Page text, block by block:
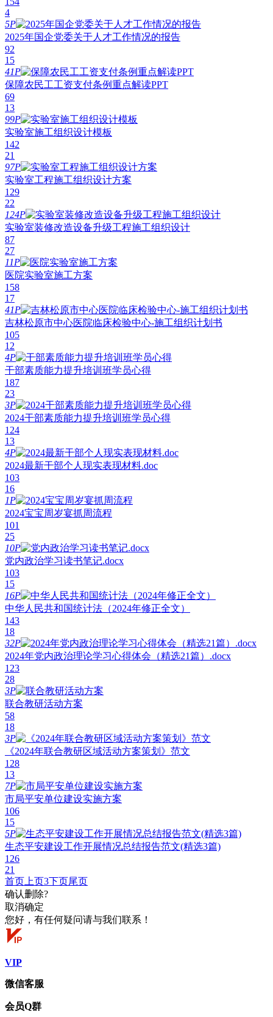
4
5P
2025年国企党委关于人才工作情况的报告
92
15
41P
保障农民工工资支付条例重点解读PPT
69
13
99P
实验室施工组织设计模板
142
21
97P
实验室工程施工组织设计方案
129
22
124P
实验室装修改造设备升级工程施工组织设计
87
27
11P
医院实验室施工方案
158
17
41P
吉林松原市中心医院临床检验中心-施工组织计划书
105
12
4P
干部素质能力提升培训班学员心得
187
23
3P
2024干部素质能力提升培训班学员心得
124
13
4P
2024最新干部个人现实表现材料.doc
103
16
1P
2024宝宝周岁宴抓周流程
101
25
10P
党内政治学习读书笔记.docx
103
15
16P
中华人民共和国统计法（2024年修正全文）
143
18
32P
2024年党内政治理论学习心得体会（精选21篇）.docx
123
28
3P
联合教研活动方案
58
18
3P
《2024年联合教研区域活动方案策划》范文
128
13
7P
市局平安单位建设实施方案
106
15
5P
生态平安建设工作开展情况总结报告范文(精选3篇)
126
21
首页 上页3下页尾页
确认删除?
取消确定
您好，有任何疑问请与我们联系！
VIP
微信客服
会员Q群